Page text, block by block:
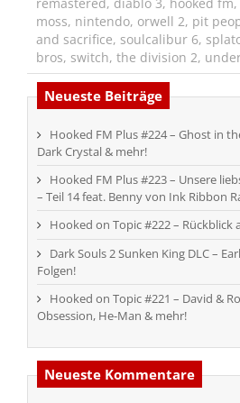
moss, nintendo, orwell 2, pit
and sacrifice, soulcalibur 6,
bros, switch, the division 2,
Neueste Beiträge
Hooked FM Plus #224 – Ghost in
Dark Crystal & mehr!
Hooked FM Plus #223 – Unsere
– Teil 14 feat. Benny von Ink Ribbon
Hooked on Topic #222 – Rückblick
Dark Souls 2 Sunken King DLC –
Folgen!
Hooked on Topic #221 – David &
Obsession, He-Man & mehr!
Neueste Kommentare